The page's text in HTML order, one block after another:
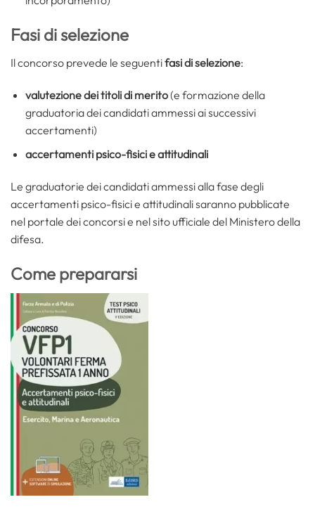
Fasi di selezione
Il concorso prevede le seguentifasi di selezione:
valutezione dei titoli di merito(e formazione della
graduatoria dei candidati ammessi ai successivi
accertamenti)
accertamenti psico-fisici e attitudinali
Le graduatorie dei candidati ammessi alla fase degli
accertamenti psico-fisici e attitudinali saranno pubblicate
nel portale dei concorsi e nel sito ufficiale del Ministero della
difesa.
Come prepararsi